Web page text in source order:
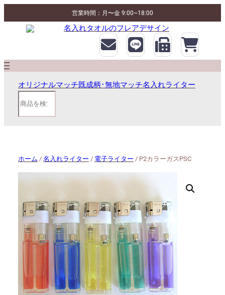
営業時間：月〜金 9:00~18:00
オリジナルマッチ既成柄･無地マッチ名入れライター
索
ホーム / 名入れライター / 電子ライター / P2カラーガスPSC